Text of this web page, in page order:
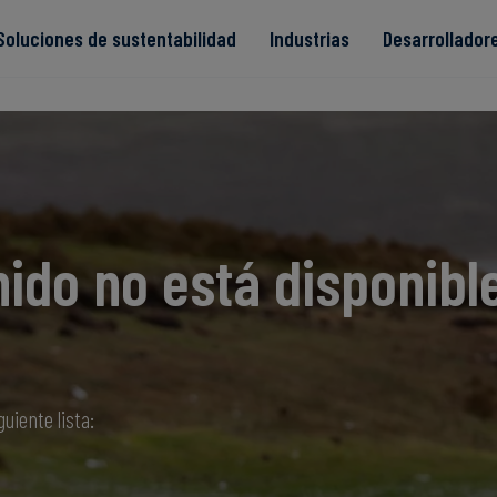
de sustentabilidad Industrias
Read more
Read more
Read more
Read more
Read more
no está
lista: